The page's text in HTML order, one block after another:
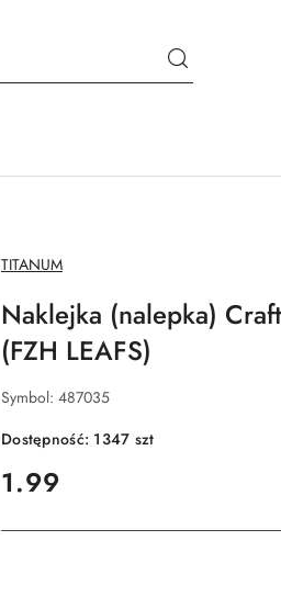
NAZWA
PRODUCENTA:
TITANUM
Naklejka (nalepka)
(FZH LEAFS)
Symbol: 487035
Dostępność: 1347 szt
cena:
1.99